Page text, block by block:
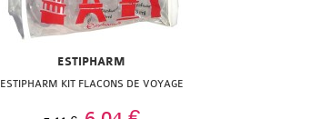
ESTIPHARM
ESTIPHARM KIT FLACONS DE VOYAGE